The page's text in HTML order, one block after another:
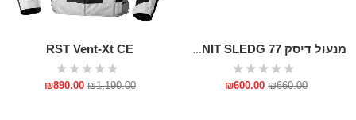
מנעול דיסק GRANIT SLEDG 77
₪660.00
₪600.00
RST Vent-Xt CE
₪1,190.00
₪890.00